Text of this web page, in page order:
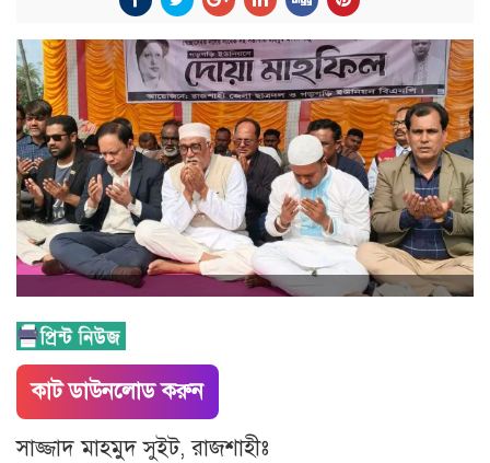
কাট ডাউনলোড করুন
সাজ্জাদ মাহমুদ সুইট, রাজশাহীঃ